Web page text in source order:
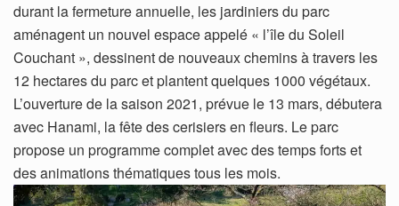
durant la fermeture annuelle, les jardiniers du parc
aménagent un nouvel espace appelé « l’île du Soleil
Couchant », dessinent de nouveaux chemins à travers les
12 hectares du parc et plantent quelques 1000 végétaux.
L’ouverture de la saison 2021, prévue le 13 mars, débutera
avec Hanami, la fête des cerisiers en fleurs. Le parc
propose un programme complet avec des temps forts et
des animations thématiques tous les mois.